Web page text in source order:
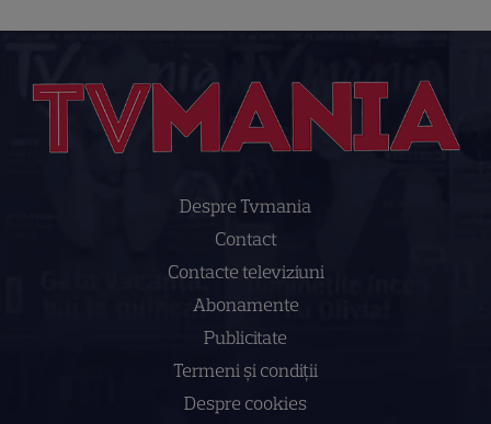
Despre Tvmania
Contact
Contacte televiziuni
Abonamente
Publicitate
Termeni și condiții
Despre cookies